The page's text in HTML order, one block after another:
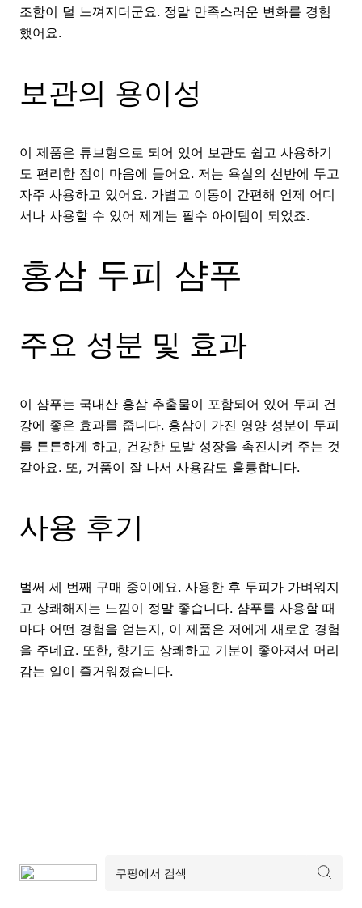
조함이 덜 느껴지더군요. 정말 만족스러운 변화를 경험
했어요.
보관의 용이성
이 제품은 튜브형으로 되어 있어 보관도 쉽고 사용하기
도 편리한 점이 마음에 들어요. 저는 욕실의 선반에 두고
자주 사용하고 있어요. 가볍고 이동이 간편해 언제 어디
서나 사용할 수 있어 제게는 필수 아이템이 되었죠.
홍삼 두피 샴푸
주요 성분 및 효과
이 샴푸는 국내산 홍삼 추출물이 포함되어 있어 두피 건
강에 좋은 효과를 줍니다. 홍삼이 가진 영양 성분이 두피
를 튼튼하게 하고, 건강한 모발 성장을 촉진시켜 주는 것
같아요. 또, 거품이 잘 나서 사용감도 훌륭합니다.
사용 후기
벌써 세 번째 구매 중이에요. 사용한 후 두피가 가벼워지
고 상쾌해지는 느낌이 정말 좋습니다. 샴푸를 사용할 때
마다 어떤 경험을 얻는지, 이 제품은 저에게 새로운 경험
을 주네요. 또한, 향기도 상쾌하고 기분이 좋아져서 머리
감는 일이 즐거워졌습니다.